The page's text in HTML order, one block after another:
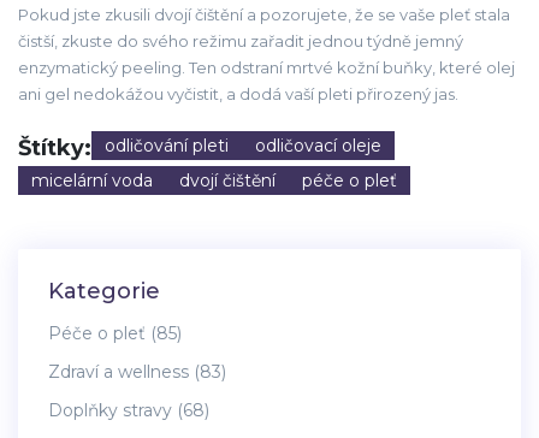
Pokud jste zkusili dvojí čištění a pozorujete, že se vaše pleť stala
čistší, zkuste do svého režimu zařadit jednou týdně jemný
enzymatický peeling. Ten odstraní mrtvé kožní buňky, které olej
ani gel nedokážou vyčistit, a dodá vaší pleti přirozený jas.
Štítky: odličování pleti
odličovací oleje
micelární voda
dvojí čištění péče o pleť
Kategorie
Péče o pleť (85)
Zdraví a wellness (83)
Doplňky stravy (68)